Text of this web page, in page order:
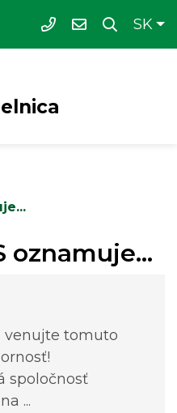
+421 911 930 221
SK
oznamuje...
venujte tomuto
spoločnosť
...